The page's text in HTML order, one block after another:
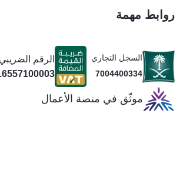
روابط مهمة
السجل التجاري
7004400334
الرقم الضريبي
موثّق في منصة الأعمال